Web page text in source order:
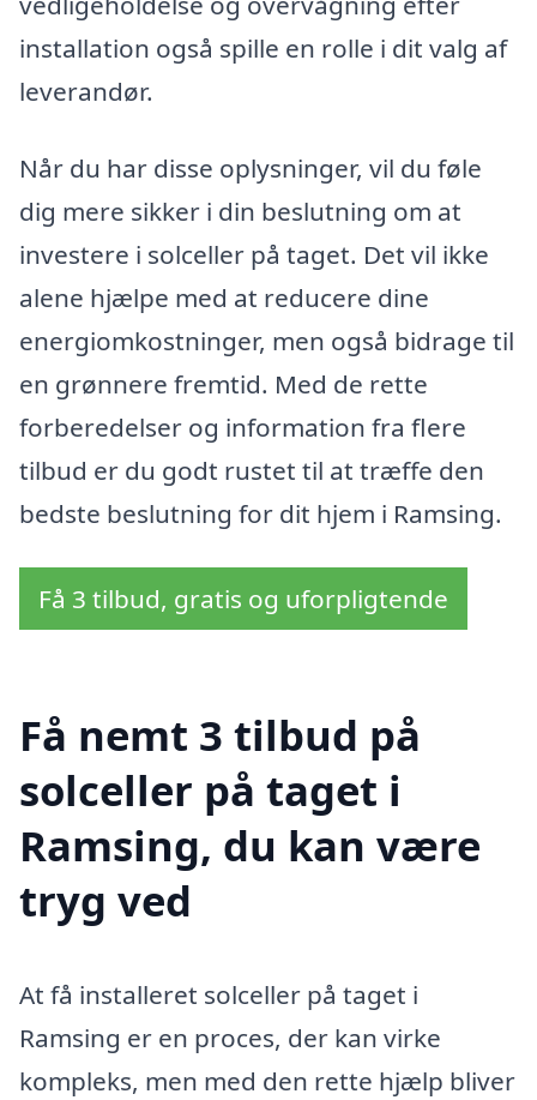
installation også spille en rolle i dit valg af
leverandør.
Når du har disse oplysninger, vil du føle
dig mere sikker i din beslutning om at
investere i solceller på taget. Det vil ikke
alene hjælpe med at reducere dine
energiomkostninger, men også bidrage til
en grønnere fremtid. Med de rette
forberedelser og information fra flere
tilbud er du godt rustet til at træffe den
bedste beslutning for dit hjem i Ramsing.
Få 3 tilbud, gratis og uforpligtende
Få nemt 3 tilbud på
solceller på taget i
Ramsing, du kan være
tryg ved
At få installeret solceller på taget i
Ramsing er en proces, der kan virke
kompleks, men med den rette hjælp bliver